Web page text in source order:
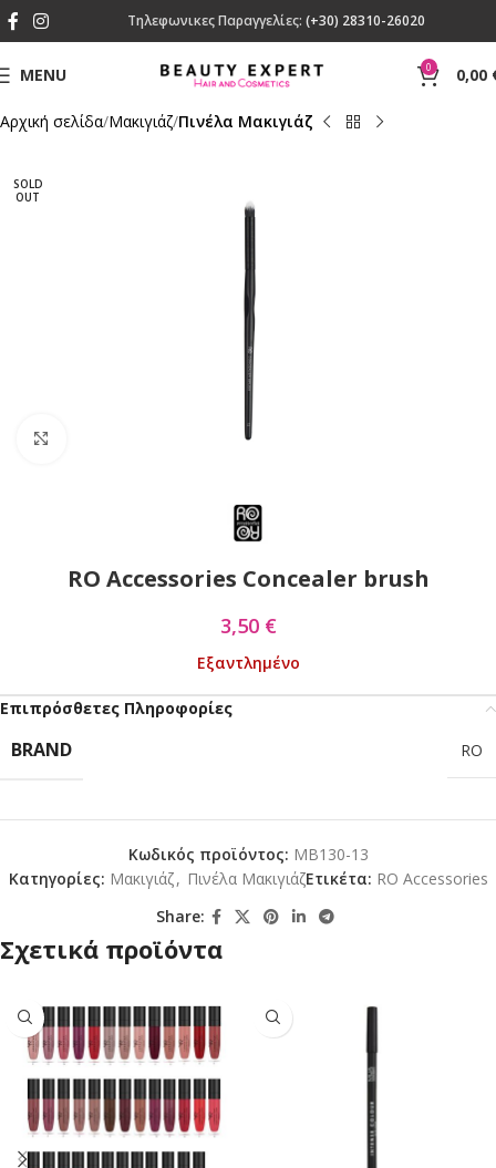
Τηλεφωνικες Παραγγελίες: (+30) 28310-26020
MENU 0 0,00
Αρχική σελίδα Mακιγιάζ Πινέλα Μακιγιάζ
SOLD
OUT
RO Accessories Concealer brush
3,50 €
Εξαντλημένο
Επιπρόσθετες Πληροφορίες
BRAND RO
Κωδικός προϊόντος: MB130-13
Κατηγορίες: Mακιγιάζ, Πινέλα ΜακιγιάζΕτικέτα: RO Accessories
Share:
Σχετικά προϊόντα